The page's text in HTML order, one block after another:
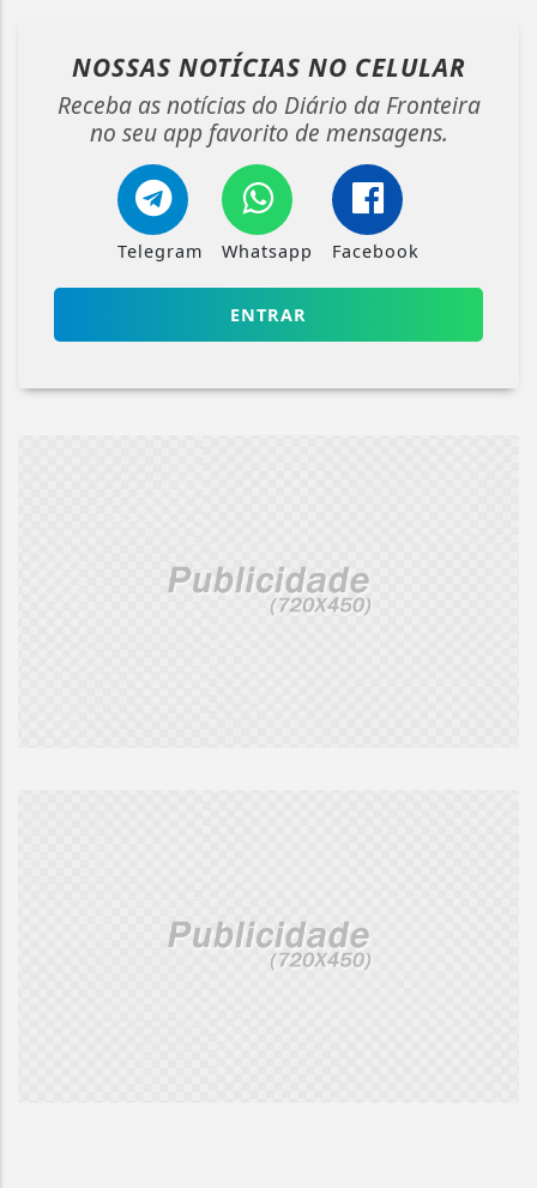
NOSSAS NOTÍCIAS NO CELULAR
Receba as notícias do Diário da Fronteira
no seu app favorito de mensagens.
Telegram Whatsapp Facebook
ENTRAR